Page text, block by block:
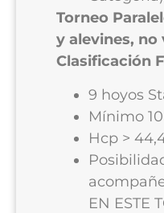
Torneo
y alevines, no
Clasificación
9 hoyos
Mínimo
Hcp >
EN ESTE